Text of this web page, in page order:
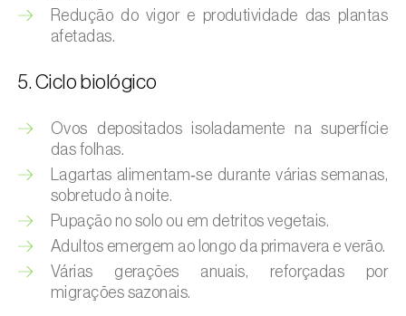
Bichado-da-ameixeira ( Grapholita (=Cydia)
Bichado-da-castanha-do-cedo (
Bichado-da-castanha-do-tarde (
splendana)
Bichado-da-castanha-intermédio ( Cydia
fagiglandana
Bichado-da-fruta (Cydia pomonella)
Redução do vigor e produtividade das plantas
afetadas.
5. Ciclo biológico
Ovos depositados isoladamente na superfície
das folhas.
Lagartas alimentam‑se durante várias semanas,
sobretudo à noite.
Pupação no solo ou em detritos vegetais.
Adultos emergem ao longo da primavera e verão.
Várias gerações anuais, reforçadas por
migrações sazonais.